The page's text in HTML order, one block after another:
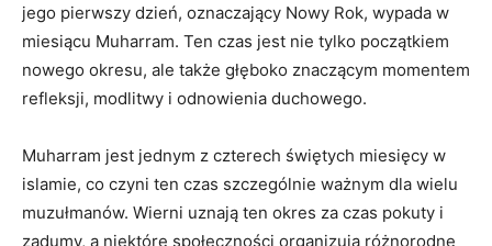
jego pierwszy dzień, oznaczający Nowy Rok, wypada w
miesiącu Muharram. Ten czas jest nie tylko początkiem
nowego okresu, ale także głęboko znaczącym momentem
refleksji, modlitwy i odnowienia duchowego.
Muharram jest jednym z czterech świętych miesięcy w
islamie, co czyni ten czas szczególnie ważnym dla wielu
muzułmanów. Wierni uznają ten okres za czas pokuty i
zadumy, a niektóre społeczności organizują różnorodne